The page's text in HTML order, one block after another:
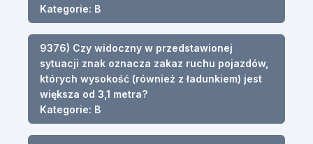
Kategorie: B
9376) Czy widoczny w przedstawionej
sytuacji znak oznacza zakaz ruchu pojazdów,
których wysokość (również z ładunkiem) jest
większa od 3,1 metra?
Kategorie: B